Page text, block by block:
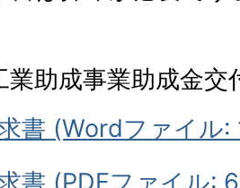
業助成事業助成金交
書 (Wordファイル: